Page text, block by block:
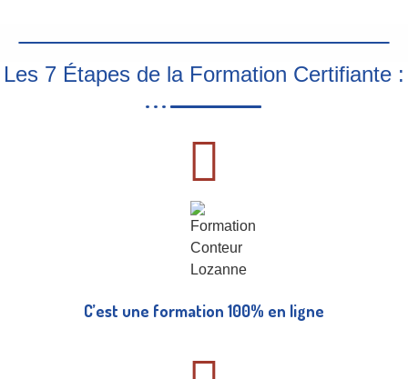
Les 7 Étapes de la Formation Certifiante :
C’est une formation 100% en ligne